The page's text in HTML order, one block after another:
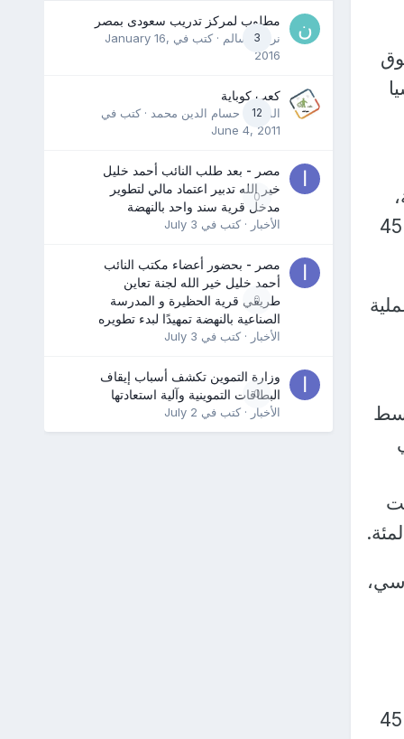
بحسب خبراء طاقة عالميين، أشاروا إلى أن صادرات الغاز الروسي انخفضت 45
أن يظل معروض الغاز شحيحاً في عام 2023 وسط
خفضت
ولكن على الرغم من انخفاض صادرات روسيا من الغاز في العام 2022 بنحو 45
3
مطلوب لمركز تدريب سعودى بمصر
نرمين سالم · كتب في January 16,
2016
12
كعب كوباية
المدرب حسام الدين محمد · كتب في
June 4, 2011
0
مصر - بعد طلب النائب أحمد خليل
خير الله تدبير اعتماد مالي لتطوير
مدخل قرية سند واحد بالنهضة
الأخبار · كتب في July 3
0
مصر - بحضور أعضاء مكتب النائب
أحمد خليل خير الله لجنة تعاين
طريقي قرية الحظيرة و المدرسة
الصناعية بالنهضة تمهيدًا لبدء تطويره
الأخبار · كتب في July 3
0
وزارة التموين تكشف أسباب إيقاف
البطاقات التموينية وآلية استعادتها
الأخبار · كتب في July 2